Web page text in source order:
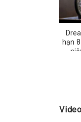
hạn